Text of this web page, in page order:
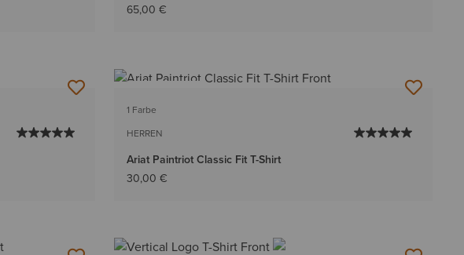
65,00 €
1 Farbe
HERREN
Ariat Paintriot Classic Fit T-Shirt
30,00 €